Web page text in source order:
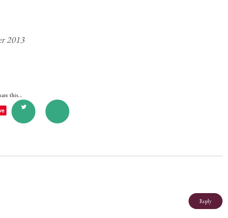
2013
this...
Reply